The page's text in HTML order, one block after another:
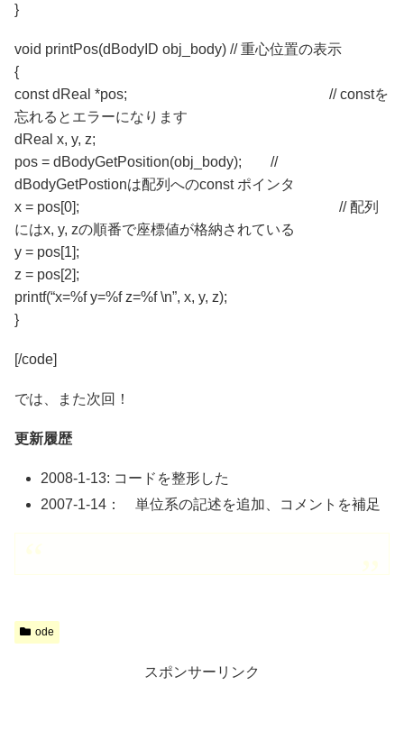
}
void printPos(dBodyID obj_body) // 重心位置の表示
{
const dReal *pos; // constを
忘れるとエラーになります
dReal x, y, z;
pos = dBodyGetPosition(obj_body); //
dBodyGetPostionは配列へのconst ポインタ
x = pos[0]; // 配列
にはx, y, zの順番で座標値が格納されている
y = pos[1];
z = pos[2];
printf(“x=%f y=%f z=%f \n”, x, y, z);
}
[/code]
では、また次回！
更新履歴
2008-1-13: コードを整形した
2007-1-14： 単位系の記述を追加、コメントを補足
ode
スポンサーリンク